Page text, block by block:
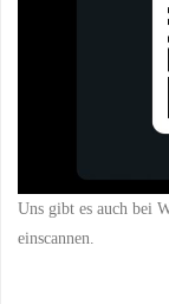
Uns gibt es auch bei
einscannen.